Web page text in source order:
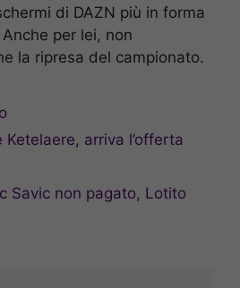
di DAZN più in forma
per lei, non
la ripresa del campionato.
arriva l’offerta
Savic non pagato, Lotito